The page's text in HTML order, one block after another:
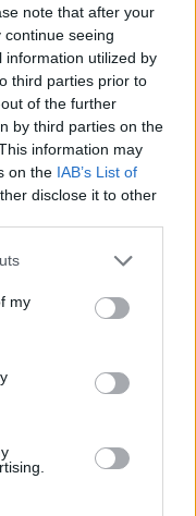
note that after your
seeing
information utilized by
third parties prior to
of the further
by third parties on the
information may
on the IAB’s List of
disclose it to other
my
6 - 15
0 - 0%
0 - 0
26 - 68 %
Bonus/Malus